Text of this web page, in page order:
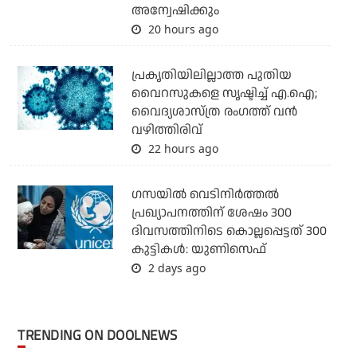
അന്വേഷിക്കും
20 hours ago
പ്രകൃതിയിലില്ലാത്ത പുതിയ
വൈറസുകളെ സൃഷ്ടിച്ച് എ.ഐ;
വൈദ്യശാസ്ത്ര രംഗത്ത് വന്‍
വഴിത്തിരിവ്
22 hours ago
ഗസയില്‍ വെടിനിര്‍ത്തല്‍
പ്രഖ്യാപനത്തിന് ശേഷം 300
ദിവസത്തിനിടെ കൊല്ലപ്പെട്ടത് 300
കുട്ടികള്‍: യുണിസെഫ്
2 days ago
TRENDING ON DOOLNEWS